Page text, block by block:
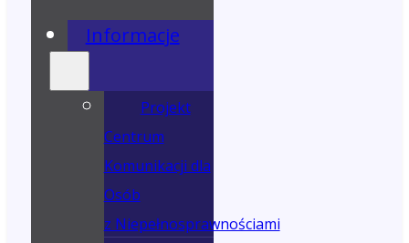
Informacje
Projekt
Centrum
Komunikacji dla
Osób
z Niepełnosprawnościami